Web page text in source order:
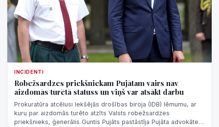
INCIDENTI
Robežsardzes priekšniekam Pujātam vairs nav
aizdomās turētā statuss un viņš var atsākt darbu
Prokuratūra atcēlusi Iekšējās drošības biroja (IDB) lēmumu, ar
kuru par aizdomās turēto atzīts Valsts robežsardzes
priekšnieks, ģenerālis Guntis Pujāts pastāstīja Pujāta advokāte